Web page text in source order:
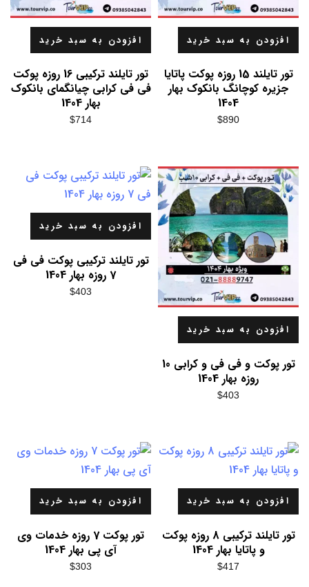
افزودن به سبد خرید
تور تایلند 15 روزه پوکت پاتایا
جزیره کوچانگ بانکوک بهار
1404
$890
افزودن به سبد خرید
تور تایلند ترکیبی 16 روزه پوکت
فی فی کرابی چیانگمای بانکوک
بهار 1404
$714
افزودن به سبد خرید
تور پوکت و فی فی و کرابی 10
روزه بهار 1404
$403
افزودن به سبد خرید
تور تایلند ترکیبی پوکت فی فی
7 روزه بهار 1404
$403
افزودن به سبد خرید
تور تایلند ترکیبی 8 روزه پوکت
و پاتایا بهار 1404
$417
افزودن به سبد خرید
تور پوکت 7 روزه خدمات وی
آی پی بهار 1404
$303